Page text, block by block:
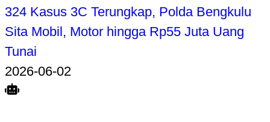
324 Kasus 3C Terungkap, Polda Bengkulu
Sita Mobil, Motor hingga Rp55 Juta Uang
Tunai
2026-06-02